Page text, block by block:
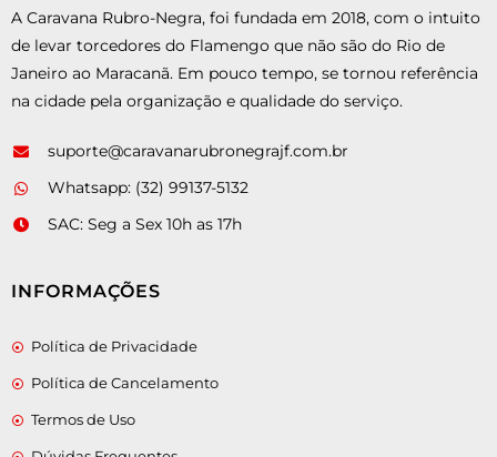
A Caravana Rubro-Negra, foi fundada em 2018, com o intuito
de levar torcedores do Flamengo que não são do Rio de
Janeiro ao Maracanã. Em pouco tempo, se tornou referência
na cidade pela organização e qualidade do serviço.
suporte@caravanarubronegrajf.com.br
Whatsapp: (32) 99137-5132
SAC: Seg a Sex 10h as 17h
INFORMAÇÕES
Política de Privacidade
Política de Cancelamento
Termos de Uso